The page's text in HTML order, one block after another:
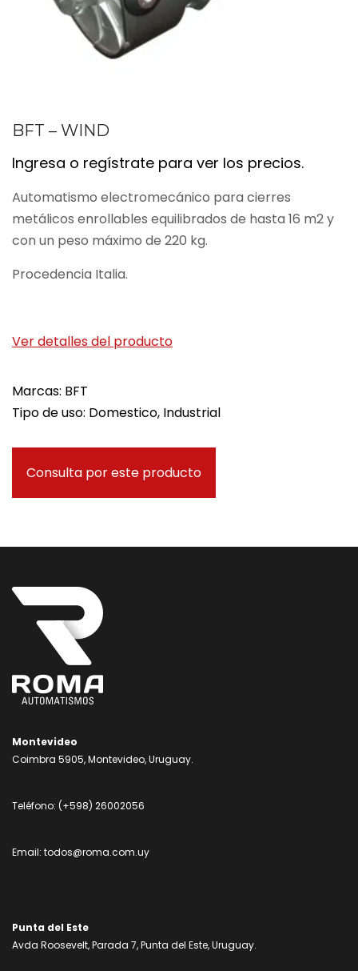
BFT – WIND
Ingresa o regístrate para ver los precios.
Automatismo electromecánico para cierres
metálicos enrollables equilibrados de hasta 16 m2 y
con un peso máximo de 220 kg.
Procedencia Italia.
Ver detalles del producto
Marcas: BFT
Tipo de uso: Domestico, Industrial
Consulta por este producto
Montevideo
Coimbra 5905, Montevideo, Uruguay.
Teléfono: (+598) 26002056
Email: todos@roma.com.uy
Punta del Este
Avda Roosevelt, Parada 7, Punta del Este, Uruguay.